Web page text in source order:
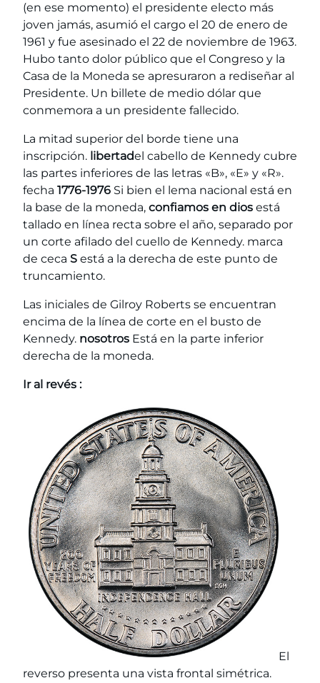
(en ese momento) el presidente electo más
joven jamás, asumió el cargo el 20 de enero de
1961 y fue asesinado el 22 de noviembre de 1963.
Hubo tanto dolor público que el Congreso y la
Casa de la Moneda se apresuraron a rediseñar al
Presidente. Un billete de medio dólar que
conmemora a un presidente fallecido.
La mitad superior del borde tiene una
inscripción. libertadel cabello de Kennedy cubre
las partes inferiores de las letras «B», «E» y «R».
fecha 1776-1976 Si bien el lema nacional está en
la base de la moneda, confiamos en dios está
tallado en línea recta sobre el año, separado por
un corte afilado del cuello de Kennedy. marca
de ceca S está a la derecha de este punto de
truncamiento.
Las iniciales de Gilroy Roberts se encuentran
encima de la línea de corte en el busto de
Kennedy. nosotros Está en la parte inferior
derecha de la moneda.
Ir al revés :
El
reverso presenta una vista frontal simétrica.